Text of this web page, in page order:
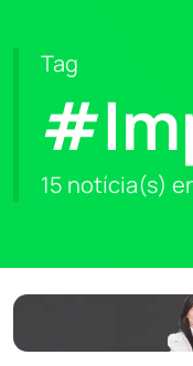
Tag
15 notícia(s)